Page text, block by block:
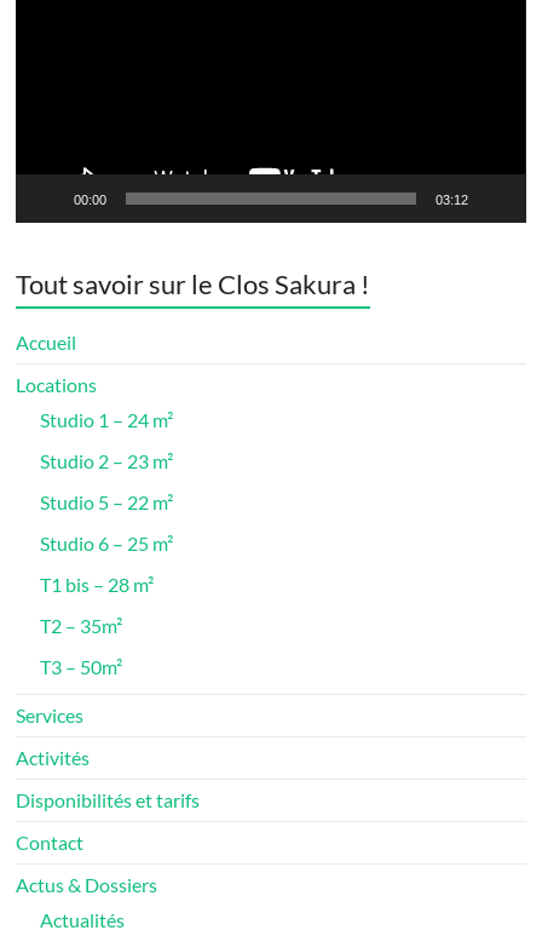
00:00 03:12
Tout savoir sur le Clos Sakura !
Accueil
Locations
Studio 1 – 24 m²
Studio 2 – 23 m²
Studio 5 – 22 m²
Studio 6 – 25 m²
T1 bis – 28 m²
T2 – 35m²
T3 – 50m²
Services
Activités
Disponibilités et tarifs
Contact
Actus & Dossiers
Actualités